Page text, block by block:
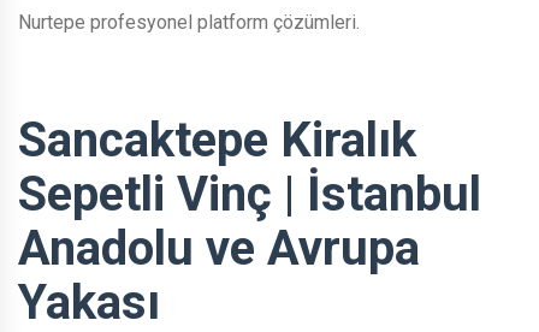
Nurtepe profesyonel platform çözümleri.
Sancaktepe Kiralık
Sepetli Vinç | İstanbul
Anadolu ve Avrupa
Yakası